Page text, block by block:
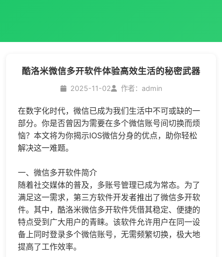
酷洛米微信多开软件体验高效生活的秘密武器
2025-11-02 作者：admin
在数字化时代，微信已成为我们生活中不可或缺的一
部分。你是否曾因为需要在多个微信账号间切换而烦
恼？本文将为你揭示IOS微信分身的优点，助你轻松
解决这一难题。
一、 微信多开软件简介
随着社交媒体的普及，多账号管理已成为常态。为了
满足这一需求，第三方软件开发者推出了微信多开软
件。其中，酷洛米微信多开软件凭借其稳定、便捷的
特点受到广大用户的青睐。该软件允许用户在同一设
备上同时登录多个微信账号，无需频繁切换，极大地
提高了工作效率。